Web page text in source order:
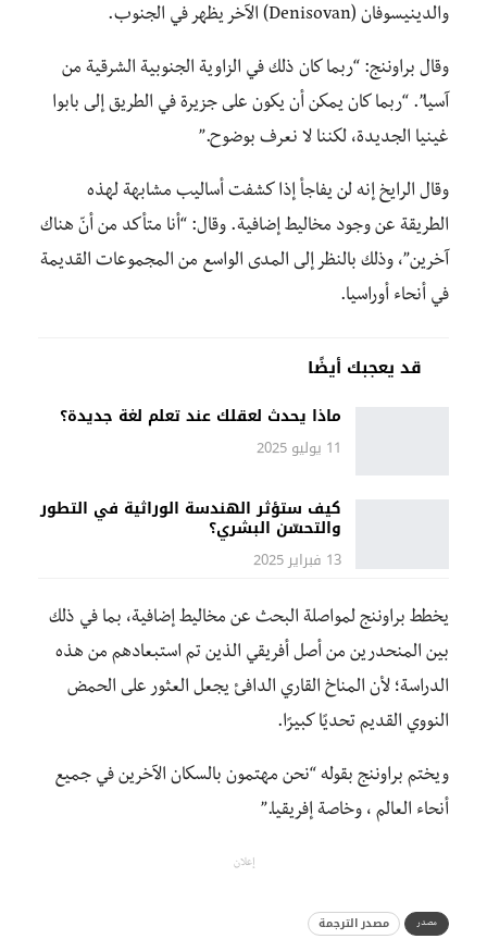
والدينيسوفان (Denisovan) الآخر يظهر في الجنوب.
وقال براوننج: “ربما كان ذلك في الزاوية الجنوبية الشرقية من
آسيا”. “ربما كان يمكن أن يكون على جزيرة في الطريق إلى بابوا
غينيا الجديدة، لكننا لا نعرف بوضوح.”
وقال الرايخ إنه لن يفاجأ إذا كشفت أساليب مشابهة لهذه
الطريقة عن وجود مخاليط إضافية. وقال: “أنا متأكد من أنّ هناك
آخرين”، وذلك بالنظر إلى المدى الواسع من المجموعات القديمة
في أنحاء أوراسيا.
قد يعجبك أيضًا
ماذا يحدث لعقلك عند تعلم لغة جديدة؟
11 يوليو 2025
كيف ستؤثر الهندسة الوراثية في التطور
والتحسّن البشري؟
13 فبراير 2025
يخطط براوننج لمواصلة البحث عن مخاليط إضافية، بما في ذلك
بين المنحدرين من أصل أفريقي الذين تم استبعادهم من هذه
الدراسة؛ لأن المناخ القاري الدافئ يجعل العثور على الحمض
النووي القديم تحديًا كبيرًا.
ويختم براوننج بقوله “نحن مهتمون بالسكان الآخرين في جميع
أنحاء العالم ، وخاصة إفريقيا.”
إعلان
مصدر مصدر الترجمة